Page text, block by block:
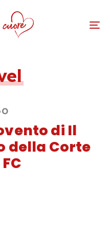
di Il
della Corte